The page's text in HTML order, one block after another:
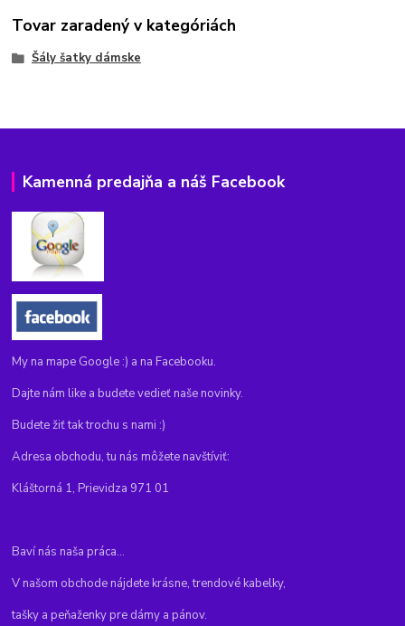
Tovar zaradený v kategóriách
Šály šatky dámske
Kamenná predajňa a náš Facebook
My na mape Google :) a na Facebooku.
Dajte nám like a budete vedieť naše novinky.
Budete žiť tak trochu s nami :)
Adresa obchodu, tu nás môžete navštíviť:
Kláštorná 1, Prievidza 971 01
Baví nás naša práca...
V našom obchode nájdete krásne, trendové kabelky,
tašky a peňaženky pre dámy a pánov.